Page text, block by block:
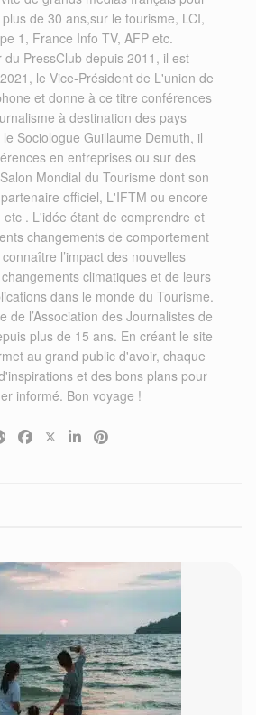
de 30 ans,sur le tourisme, LCI,
1, France Info TV, AFP etc.
du PressClub depuis 2011, il est
le Vice-Président de L'union de
et donne à ce titre conférences
à destination des pays
Sociologue Guillaume Demuth, il
en entreprises ou sur des
Mondial du Tourisme dont son
officiel, L'IFTM ou encore
etc . L'idée étant de comprendre et
changements de comportement
l’impact des nouvelles
climatiques et de leurs
dans le monde du Tourisme.
de l’Association des Journalistes de
plus de 15 ans. En créant le site
au grand public d'avoir, chaque
et des bons plans pour
informé. Bon voyage !